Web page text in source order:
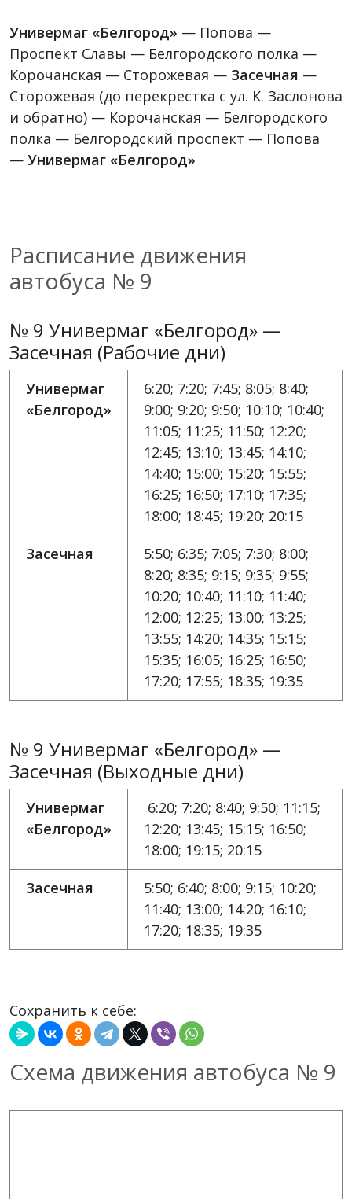
Универмаг «Белгород» — Попова —
Проспект Славы — Белгородского полка —
Корочанская — Сторожевая — Засечная —
Сторожевая (до перекрестка с ул. К. Заслонова
и обратно) — Корочанская — Белгородского
полка — Белгородский проспект — Попова
— Универмаг «Белгород»
Расписание движения
автобуса № 9
№ 9 Универмаг «Белгород» —
Засечная (Рабочие дни)
Универмаг
«Белгород»
6:20; 7:20; 7:45; 8:05; 8:40;
9:00; 9:20; 9:50; 10:10; 10:40;
11:05; 11:25; 11:50; 12:20;
12:45; 13:10; 13:45; 14:10;
14:40; 15:00; 15:20; 15:55;
16:25; 16:50; 17:10; 17:35;
18:00; 18:45; 19:20; 20:15
Засечная
5:50; 6:35; 7:05; 7:30; 8:00;
8:20; 8:35; 9:15; 9:35; 9:55;
10:20; 10:40; 11:10; 11:40;
12:00; 12:25; 13:00; 13:25;
13:55; 14:20; 14:35; 15:15;
15:35; 16:05; 16:25; 16:50;
17:20; 17:55; 18:35; 19:35
№ 9 Универмаг «Белгород» —
Засечная (Выходные дни)
Универмаг
«Белгород»
6:20; 7:20; 8:40; 9:50; 11:15;
12:20; 13:45; 15:15; 16:50;
18:00; 19:15; 20:15
Засечная
5:50; 6:40; 8:00; 9:15; 10:20;
11:40; 13:00; 14:20; 16:10;
17:20; 18:35; 19:35
Сохранить к себе:
Схема движения автобуса № 9